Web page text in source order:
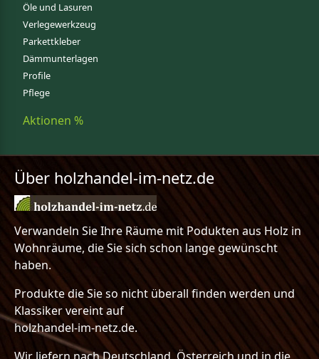
Öle und Lasuren
Verlegewerkzeug
Parkettkleber
Dämmunterlagen
Profile
Pflege
Aktionen %
Über holzhandel-im-netz.de
Verwandeln Sie Ihre Räume mit Podukten aus Holz in
Wohnräume, die Sie sich schon lange gewünscht
haben.
Produkte die Sie so nicht überall finden werden und
Klassiker vereint auf
holzhandel-im-netz.de.